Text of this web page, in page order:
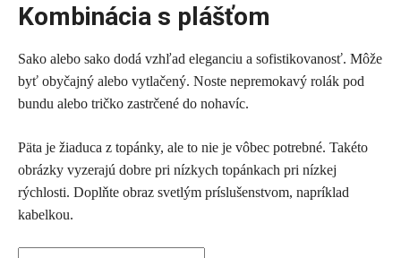
Kombinácia s plášťom
Sako alebo sako dodá vzhľad eleganciu a sofistikovanosť. Môže
byť obyčajný alebo vytlačený. Noste nepremokavý rolák pod
bundu alebo tričko zastrčené do nohavíc.
Päta je žiaduca z topánky, ale to nie je vôbec potrebné. Takéto
obrázky vyzerajú dobre pri nízkych topánkach pri nízkej
rýchlosti. Doplňte obraz svetlým príslušenstvom, napríklad
kabelkou.